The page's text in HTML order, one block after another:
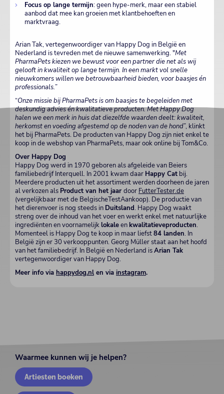
Focus op lange termijn: geen hype-merk, maar een stabiel
aanbod dat mee kan groeien met klantbehoeften en
marktvraag.
Arian Tak, vertegenwoordiger van Happy Dog in België en
Nederland is tevreden met de nieuwe samenwerking. "Met
PharmaPets kiezen we bewust voor een partner die net als wij
gelooft in kwaliteit op lange termijn. In een markt vol snelle
nieuwkomers willen we betrouwbaarheid bieden, voor baasjes én
professionals.”
“Onze missie bij PharmaPets is om baasjes te begeleiden met
deskundig advies én kwalitatieve producten. Met Happy Dog
halen we een merk in huis dat diezelfde waarden deelt: kwaliteit,
herkomst en voeding afgestemd op de noden van de hond”, klinkt
het bij PharmaPets. De producten van Happy Dog zijn niet enkel te
koop in de webshop van PharmaPets, maar ook online bij Tom&Co.
Over Happy Dog
Happy Dog werd in 1970 geboren als afgeleide van Beiers
familiebedrijf Interquell. In 2001 kwam daar Happy Cat bij.
Meerdere producten uit het assortiment werden doorheen de jaren
al verkozen als Product van het jaar door FutterTester.de
(vergelijkbaar met de BelgischeTestAankoop). De productie van
het dierenvoer is nog steeds in Duitsland. Happy Dog waakt
streng over de inhoud van het voer en werkt enkel met natuurlijke
ingrediënten en voornamelijklokaleenkwalitatieveproducten.
Momenteel is Happy Dog te koop in maar liefst84 landen. In
België zijn er 30 verkooppunten. Georg Müller staat aan het hoofd
van het familiebedrijf. In België en Nederland isArian Tak
vertegenwoordiger van Happy Dog.
Meer info via happydog.nl en via instagram.
Waarmee kunnen wij je helpen?
Artiesten boeken